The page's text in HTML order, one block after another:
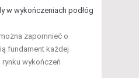
w wykończeniach podłóg
zapomnieć o
fundament każdej
rynku wykończeń